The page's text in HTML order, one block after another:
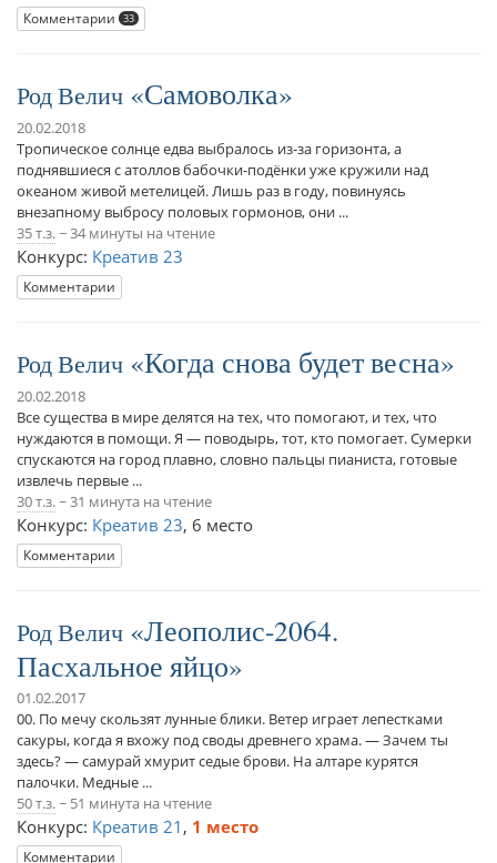
Комментарии 33
Род Велич Самоволка
20.02.2018
Тропическое солнце едва выбралось из-за горизонта, а
поднявшиеся с атоллов бабочки-подёнки уже кружили над
океаном живой метелицей. Лишь раз в году, повинуясь
внезапному выбросу половых гормонов, они ...
35 т.з.~ 34 минуты на чтение
Конкурс: Креатив 23
Комментарии
Род Велич Когда снова будет весна
20.02.2018
Все существа в мире делятся на тех, что помогают, и тех, что
нуждаются в помощи. Я — поводырь, тот, кто помогает. Сумерки
спускаются на город плавно, словно пальцы пианиста, готовые
извлечь первые ...
30 т.з.~ 31 минута на чтение
Конкурс: Креатив 23, 6 место
Комментарии
Род Велич
Леополис-2064.
Пасхальное яйцо
01.02.2017
00. По мечу скользят лунные блики. Ветер играет лепестками
сакуры, когда я вхожу под своды древнего храма. — Зачем ты
здесь? — самурай хмурит седые брови. На алтаре курятся
палочки. Медные ...
50 т.з.~ 51 минута на чтение
Конкурс: Креатив 21 , 1 место
Комментарии